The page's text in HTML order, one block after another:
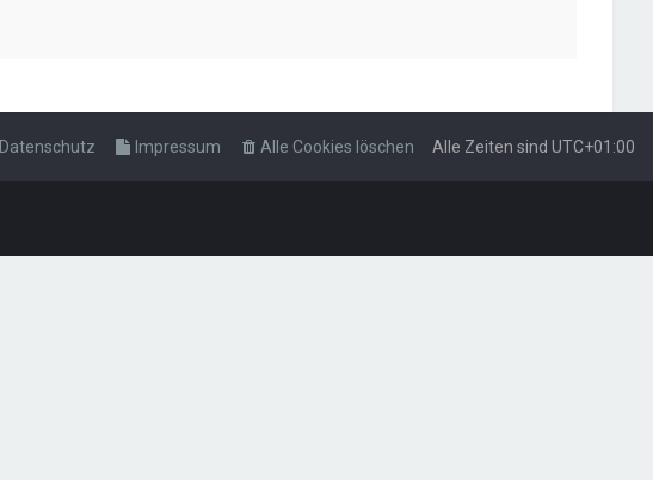
Alle Zeiten sind UTC+01:00
Alle Cookies löschen
Impressum
Datenschutz